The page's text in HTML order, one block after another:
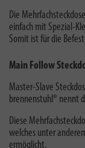
Die
einfach mit Spezial-
Somit ist für die
Main Follow
Master-Slave
brennenstuhl® nennt
Diese
welches unter
ermöglicht.